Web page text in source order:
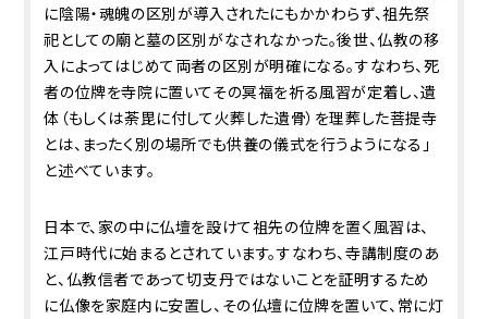
に陰陽・魂魄の区別が導入されたにもかかわらず、祖先祭
祀としての廟と墓の区別がなされなかった。後世、仏教の移
入によってはじめて両者の区別が明確になる。すなわち、死
者の位牌を寺院に置いてその冥福を祈る風習が定着し、遺
体（もしくは荼毘に付して火葬した遺骨）を理葬した菩提寺
とは、まったく別の場所でも供養の儀式を行うようになる」
と述べています。
日本で、家の中に仏壇を設けて祖先の位牌を置く風習は、
江戸時代に始まるとされています。すなわち、寺講制度のあ
と、仏教信者であって切支丹ではないことを証明するため
に仏像を家庭内に安置し、その仏壇に位牌を置いて、常に灯